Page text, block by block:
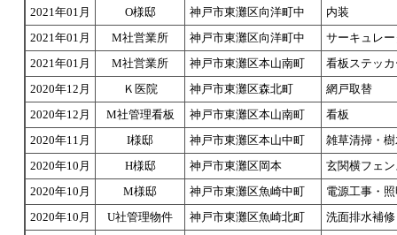
2021年01月
O様邸 神戸市東灘区向洋町中
内装
2021年01月
M社営業所 神戸市東灘区向洋町中
サーキュレ
2021年01月
M社営業所 神戸市東灘区本山南町
看板ステッ
2020年12月
Ｋ医院 神戸市東灘区森北町
網戸取替
2020年12月
M社管理看板 神戸市東灘区本山南町
看板
2020年11月
I様邸 神戸市東灘区本山中町
雑草清掃・
2020年10月
H様邸 神戸市東灘区岡本
玄関横フェ
2020年10月
M様邸 神戸市東灘区魚崎中町
電源工事・
2020年10月
U社管理物件 神戸市東灘区魚崎北町
洗面排水補修